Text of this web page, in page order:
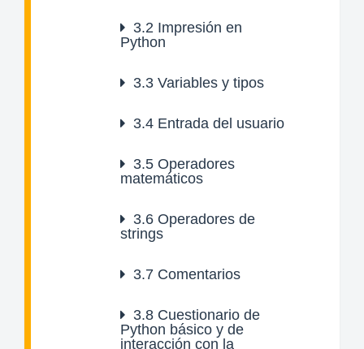
3.2 Impresión en
Python
3.3 Variables y tipos
3.4 Entrada del usuario
3.5 Operadores
matemáticos
3.6 Operadores de
strings
3.7 Comentarios
3.8 Cuestionario de
Python básico y de
interacción con la